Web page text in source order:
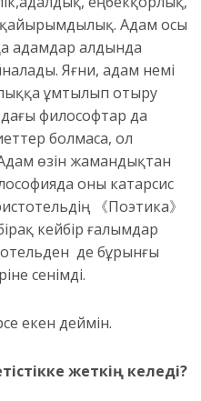
қайырымдылық. Адам осы
адамдар алдында
Яғни, адам үнемі
ұмтылып отыру
философтар да
болмаса, ол
өзін жамандықтан
оны катарсис
《Поэтика》
кейбір ғалымдар
де бұрынғы
сенімді.
екен деймін.
жеткің келеді?